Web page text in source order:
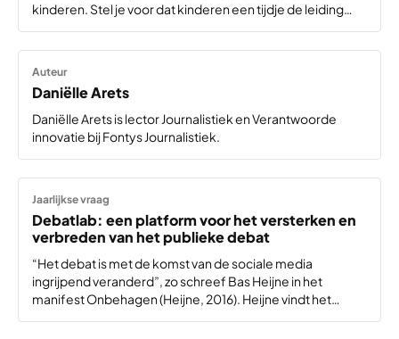
kinderen. Stel je voor dat kinderen een tijdje de leiding
Auteur
Daniëlle Arets
Daniëlle Arets is lector Journalistiek en Verantwoorde
innovatie bij Fontys Journalistiek.
Jaarlijkse vraag
Debatlab: een platform voor het versterken en
verbreden van het publieke debat
“Het debat is met de komst van de sociale media
ingrijpend veranderd”, zo schreef Bas Heijne in het
manifest Onbehagen (Heijne, 2016). Heijne vindt het